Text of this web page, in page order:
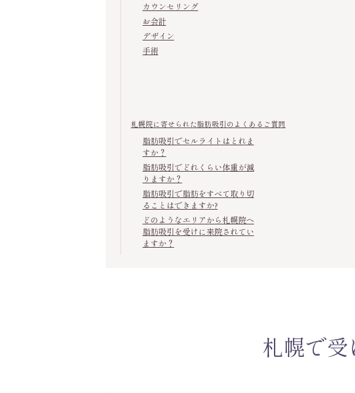
カウンセリング
お会計
デザイン
手術
札幌院に寄せられた脂肪吸引のよくあるご質問
脂肪吸引でセルライトはとれま
すか？
脂肪吸引でどれくらい体重が減
りますか？
脂肪吸引で脂肪をすべて取り切
ることはできますか?
どのようなエリアから札幌院へ
脂肪吸引を受けに来院されてい
ますか？
札幌で